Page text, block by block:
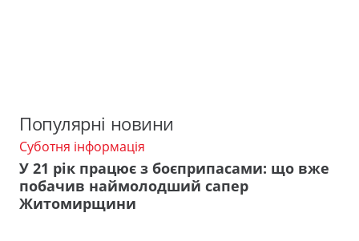
Популярні новини
Суботня інформація
У 21 рік працює з боєприпасами: що вже
побачив наймолодший сапер
Житомирщини